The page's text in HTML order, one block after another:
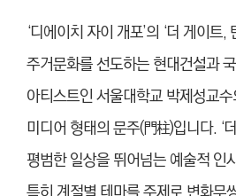
‘디에이치 자이 개포’의 ‘더 게이트,
주거문화를 선도하는 현대건설과
아티스트인 서울대학교 박제성교
미디어 형태의 문주(門柱)입니다. ‘
평범한 일상을 뛰어넘는 예술적 인